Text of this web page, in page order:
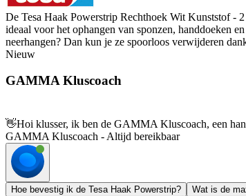
De Tesa Haak Powerstrip Rechthoek Wit Kunststof -
ideaal voor het ophangen van sponzen, handdoeken
neerhangen? Dan kun je ze spoorloos verwijderen
Nieuw
GAMMA Kluscoach
👋Hoi klusser, ik ben de GAMMA Kluscoach, een
GAMMA Kluscoach - Altijd bereikbaar
Hoe bevestig ik de Tesa Haak Powerstrip? Wat is de